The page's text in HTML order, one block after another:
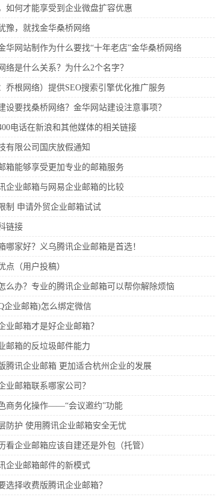
如何才能享受到企业微盘扩容优惠
豫，就找金华桑桥网络
华网站制作为什么要找“十年老店”金华桑桥网络
络是什么关系？为什么2个名字？
乔根网络）提供SEO搜索引擎优化推广服务
设要找桑桥网络？金华网站建设注意事项？
电话在新浪和其他媒体的相关链接
有限公司国庆放假通知
箱能够享受更加专业的邮箱服务
业邮箱与网易企业邮箱的比较
制 申请外贸企业邮箱试试
链接
哪家好？义乌腾讯企业邮箱是首选！
点（用户投稿）
么办？专业的腾讯企业邮箱可以帮你解除烦恼
企业邮箱)怎么绑定微信
业邮箱才是好企业邮箱？
邮箱的反垃圾邮件能力
腾讯企业邮箱 更加适合杭州企业的发展
业邮箱联系哪家公司？
商务化操作——“会议邀约”功能
防护 使用腾讯企业邮箱安全无忧
看企业邮箱应该自建还是外包（托管）
业邮箱邮件的新模式
选择收费版腾讯企业邮箱？